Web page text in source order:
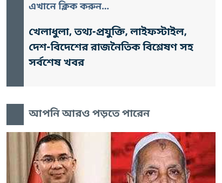
এখানে ক্লিক করুন...
খেলাধুলা, তথ্য-প্রযুক্তি, লাইফস্টাইল,
দেশ-বিদেশের রাজনৈতিক বিশ্লেষণ সহ
সর্বশেষ খবর
আপনি আরও পড়তে পারেন